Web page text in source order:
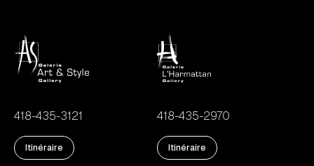
418-435-3121
Itinéraire
418-435-2970
Itinéraire